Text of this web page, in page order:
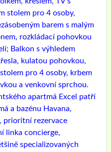
stolem pro 4 osoby,
barem s malým
rozkládací pohovkou
Balkon s výhledem
kulatou pohovkou,
pro 4 osoby, krbem
a venkovní sprchou.
apartmá Excel patří
a bazénu Havana,
prioritní rezervace
linka concierge,
specializovaných